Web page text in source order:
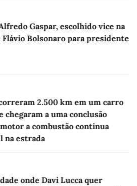
Gaspar, escolhido vice na
Flávio Bolsonaro para presidente
2.500 km em um carro
chegaram a uma conclusão
a combustão continua
na estrada
onde Davi Lucca quer